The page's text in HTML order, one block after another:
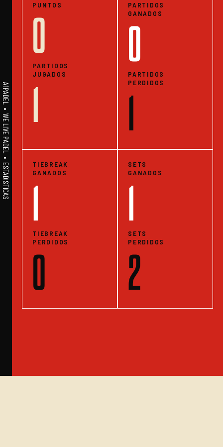
A1PADEL • WE LIVE PADEL • ESTADISTICAS
PUNTOS
0
PARTIDOS
JUGADOS
1
PARTIDOS
GANADOS
0
PARTIDOS
PERDIDOS
1
TIEBREAK
GANADOS
1
TIEBREAK
PERDIDOS
0
SETS
GANADOS
1
SETS
PERDIDOS
2